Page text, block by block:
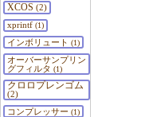
XCOS (2)
xprintf(1)
インボリュート (1)
オーバーサンプリン
グフィルタ (1)
クロロプレンゴム
(2)
コンプレッサー (1)